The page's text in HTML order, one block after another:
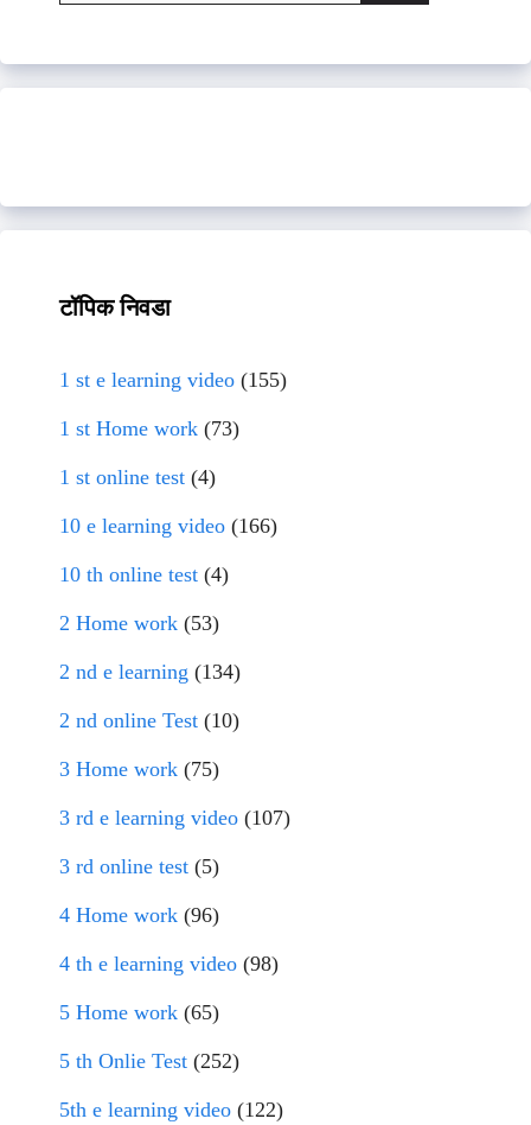
टॉपिक निवडा
1 st e learning video (155)
1 st Home work (73)
1 st online test (4)
10 e learning video (166)
10 th online test (4)
2 Home work (53)
2 nd e learning (134)
2 nd online Test (10)
3 Home work (75)
3 rd e learning video (107)
3 rd online test (5)
4 Home work (96)
4 th e learning video (98)
5 Home work (65)
5 th Onlie Test (252)
5th e learning video (122)